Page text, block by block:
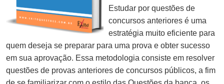
Estudar por questões de
concursos anteriores é uma
estratégia muito eficiente para
quem deseja se preparar para uma prova e obter sucesso
em sua aprovação. Essa metodologia consiste em resolver
questões de provas anteriores de concursos públicos, a fim